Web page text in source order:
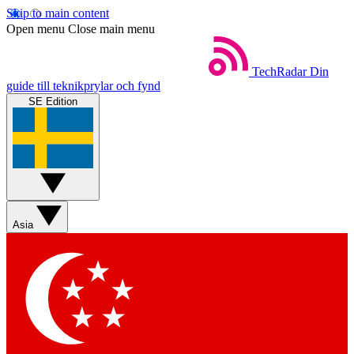
Skip to main content
Open menu Close main menu
TechRadar Din
guide till teknikprylar och fynd
SE Edition
Asia